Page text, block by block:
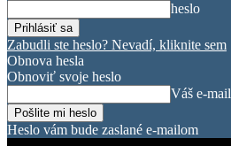
heslo
Zabudli ste heslo? Nevadí, kliknite sem
Obnova hesla
Obnoviť svoje heslo
Váš e-mail
Heslo vám bude zaslané e-mailom